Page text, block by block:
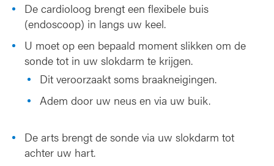
De cardioloog brengt een flexibele buis
(endoscoop) in langs uw keel.
U moet op een bepaald moment slikken om de
sonde tot in uw slokdarm te krijgen.
Dit veroorzaakt soms braakneigingen.
Adem door uw neus en via uw buik.
De arts brengt de sonde via uw slokdarm tot
achter uw hart.